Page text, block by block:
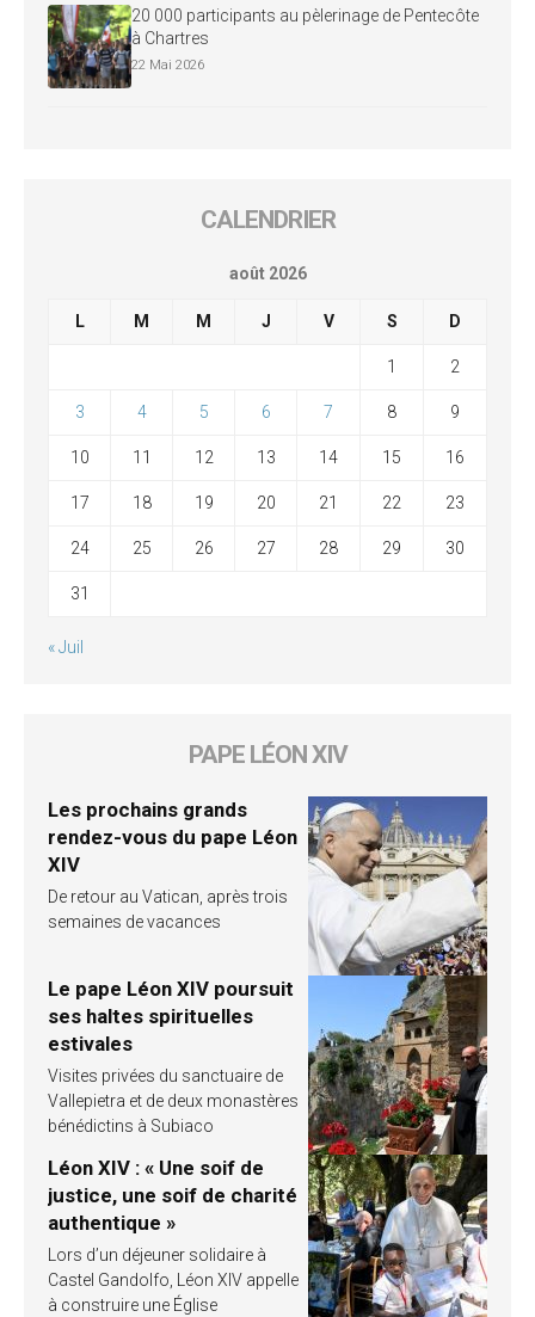
20 000 participants au pèlerinage de Pentecôte
à Chartres
22 Mai 2026
CALENDRIER
août 2026
L M M J V S D
1 2
3 4 5 6 7 8 9
10 11 12 13 14 15 16
17 18 19 20 21 22 23
24 25 26 27 28 29 30
31
« Juil
PAPE LÉON XIV
Les prochains grands
rendez-vous du pape Léon
XIV
De retour au Vatican, après trois
semaines de vacances
Le pape Léon XIV poursuit
ses haltes spirituelles
estivales
Visites privées du sanctuaire de
Vallepietra et de deux monastères
bénédictins à Subiaco
Léon XIV : « Une soif de
justice, une soif de charité
authentique »
Lors d’un déjeuner solidaire à
Castel Gandolfo, Léon XIV appelle
à construire une Église